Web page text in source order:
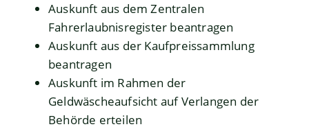
Auskunft aus dem Zentralen
Fahrerlaubnisregister beantragen
Auskunft aus der Kaufpreissammlung
beantragen
Auskunft im Rahmen der
Geldwäscheaufsicht auf Verlangen der
Behörde erteilen